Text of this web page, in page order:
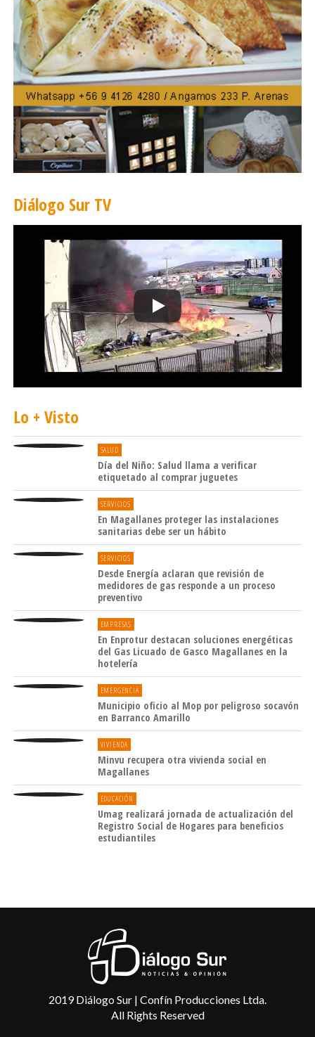
Diálogo Sur TV
Lo + Visto
SALUD
Día del Niño: Salud llama a verificar
etiquetado al comprar juguetes
SERVICIOS
En Magallanes proteger las instalaciones
sanitarias debe ser un hábito
SERVICIOS
Desde Energía aclaran que revisión de
medidores de gas responde a un proceso
preventivo
EMPRESAS
En Enprotur destacan soluciones energéticas
del Gas Licuado de Gasco Magallanes en la
hotelería
EMERGENCIA
Municipio oficio al Mop por peligroso socavón
en Barranco Amarillo
VIVIENDA
Minvu recupera otra vivienda social en
Magallanes
EDUCACIÓN
Umag realizará jornada de actualización del
Registro Social de Hogares para beneficios
estudiantiles
2019 Diálogo Sur | Confín Producciones Ltda.
All Rights Reserved